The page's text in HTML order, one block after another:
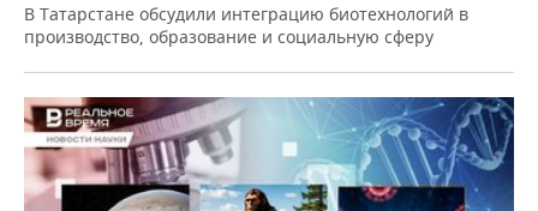
В Татарстане обсудили интеграцию биотехнологий в
производство, образование и социальную сферу